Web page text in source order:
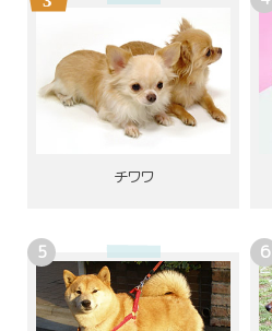
チワワ